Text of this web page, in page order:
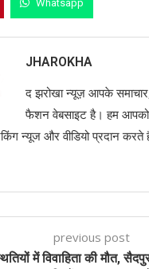
Whatsapp
JHAROKHA
द झरोखा न्यूज़ आपके
फैशन वेबसाइट है। हम आपको
न्यूज और वीडियो प्रदान करते
previous post
में विवाहिता की मौत,